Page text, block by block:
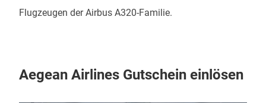
Flugzeugen der Airbus A320-Familie.
Aegean Airlines Gutschein einlösen